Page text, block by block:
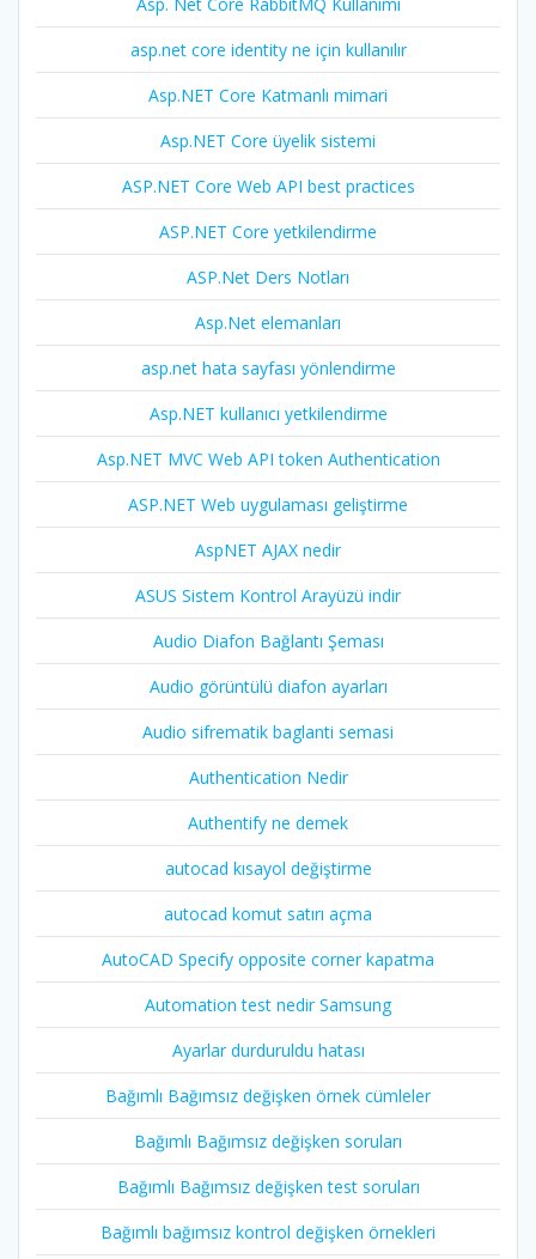
asp.net core identity ne için kullanılır
Asp.NET Core Katmanlı mimari
Asp.NET Core üyelik sistemi
ASP.NET Core Web API best practices
ASP.NET Core yetkilendirme
ASP.Net Ders Notları
Asp.Net elemanları
asp.net hata sayfası yönlendirme
Asp.NET kullanıcı yetkilendirme
Asp.NET MVC Web API token Authentication
ASP.NET Web uygulaması geliştirme
AspNET AJAX nedir
ASUS Sistem Kontrol Arayüzü indir
Audio Diafon Bağlantı Şeması
Audio görüntülü diafon ayarları
Audio sifrematik baglanti semasi
Authentication Nedir
Authentify ne demek
autocad kısayol değiştirme
autocad komut satırı açma
AutoCAD Specify opposite corner kapatma
Automation test nedir Samsung
Ayarlar durduruldu hatası
Bağımlı Bağımsız değişken örnek cümleler
Bağımlı Bağımsız değişken soruları
Bağımlı Bağımsız değişken test soruları
Bağımlı bağımsız kontrol değişken örnekleri